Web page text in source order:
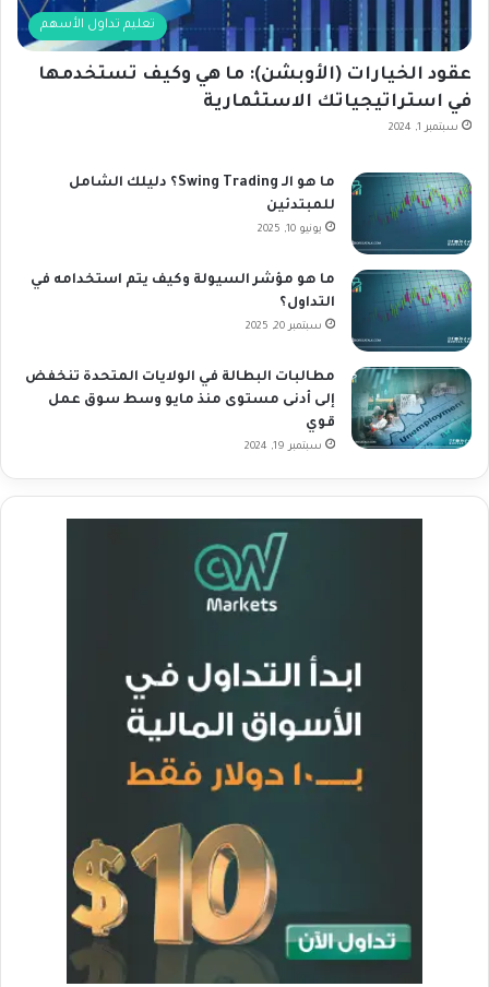
تعليم تداول الأسهم
عقود الخيارات (الأوبشن): ما هي وكيف تستخدمها
في استراتيجياتك الاستثمارية
سبتمبر 1, 2024
ما هو الـ Swing Trading؟ دليلك الشامل
للمبتدئين
يونيو 10, 2025
ما هو مؤشر السيولة وكيف يتم استخدامه في
التداول؟
سبتمبر 20, 2025
مطالبات البطالة في الولايات المتحدة تنخفض
إلى أدنى مستوى منذ مايو وسط سوق عمل
قوي
سبتمبر 19, 2024